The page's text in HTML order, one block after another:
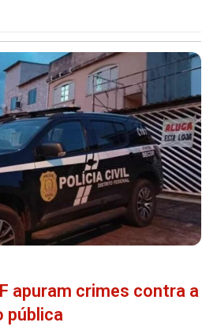
apuram crimes contra a
pública